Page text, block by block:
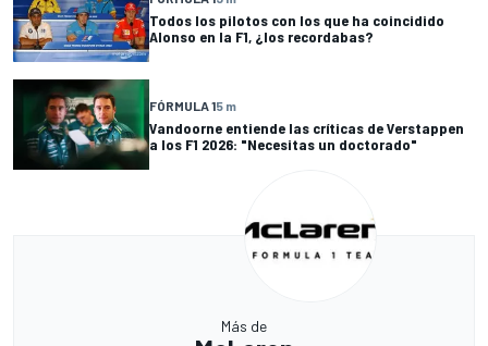
Todos los pilotos con los que ha coincidido
Alonso en la F1, ¿los recordabas?
FÓRMULA 15 m
Vandoorne entiende las críticas de Verstappen
a los F1 2026: "Necesitas un doctorado"
Más de